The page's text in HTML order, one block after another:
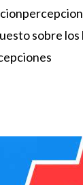
sobre